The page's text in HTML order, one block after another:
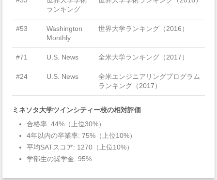
ランキング
#53
Washington
Monthly
世界大学ランキング（2016）
#71 U.S. News 全米大学ランキング（2017）
#24 U.S. News
全米エンジニアリングプログラム
ランキング（2017）
ミネソタ大学ツインシティー校の相対評価
合格率: 44%（上位30%）
4年以内の卒業率: 75%（上位10%）
平均SATスコア: 1270（上位10%）
学部生の奨学金: 95%